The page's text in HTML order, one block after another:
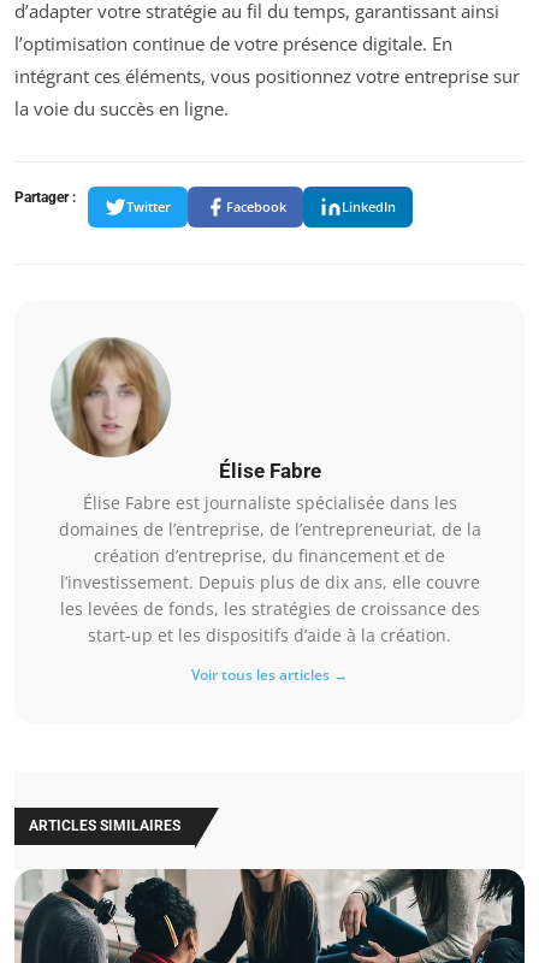
d’adapter votre stratégie au fil du temps, garantissant ainsi
l’optimisation continue de votre présence digitale. En
intégrant ces éléments, vous positionnez votre entreprise sur
la voie du succès en ligne.
Partager :
Twitter Facebook LinkedIn
Élise Fabre
Élise Fabre est journaliste spécialisée dans les
domaines de l’entreprise, de l’entrepreneuriat, de la
création d’entreprise, du financement et de
l’investissement. Depuis plus de dix ans, elle couvre
les levées de fonds, les stratégies de croissance des
start-up et les dispositifs d’aide à la création.
Voir tous les articles →
ARTICLES SIMILAIRES